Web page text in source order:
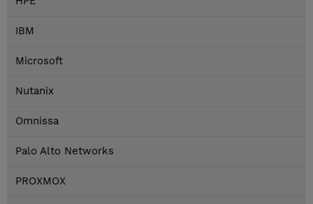
IBM
Microsoft
Nutanix
Omnissa
Palo Alto Networks
PROXMOX